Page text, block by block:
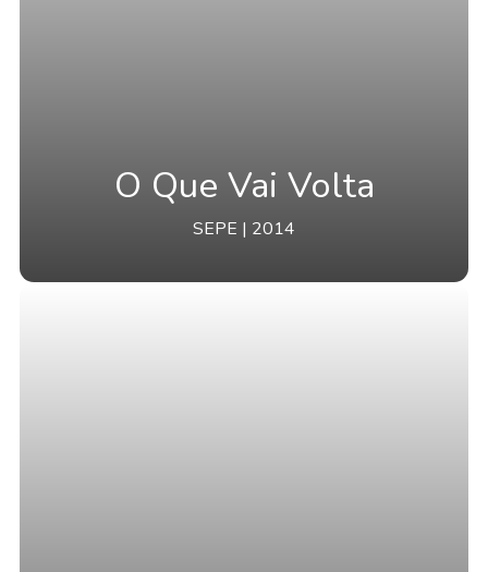
O Que Vai Volta
SEPE | 2014